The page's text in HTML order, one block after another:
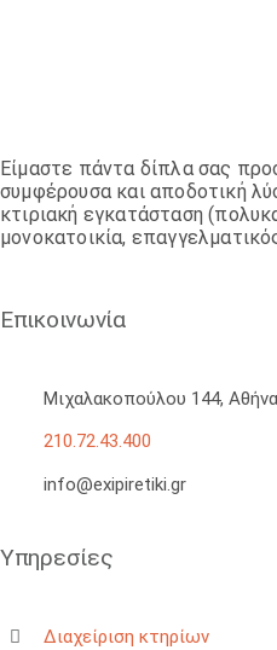
Είμαστε πάντα δίπλα σας
συμφέρουσα και αποδοτική
κτιριακή εγκατάσταση
μονοκατοικία,
Επικοινωνία
Μιχαλακοπούλου 144, Αθήνα
210.72.43.400
info@exipiretiki.gr
Υπηρεσίες
Διαχείριση κτηρίων